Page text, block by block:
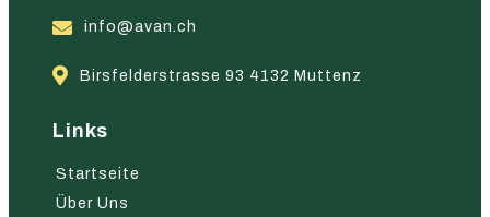
info@avan.ch
Birsfelderstrasse 93 4132 Muttenz
Links
Startseite
Über Uns